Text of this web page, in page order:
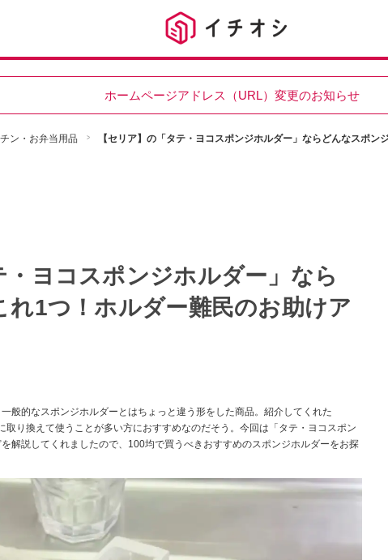
ホームページアドレス（URL）変更のお知らせ
ン・お弁当用品 【セリア】の「タテ・ヨコスポンジホルダー」ならどんなスポ
・ヨコスポンジホルダー」なら
れ1つ！ホルダー難民のお助けア
般的なスポンジホルダーとはちょっと違う形をした商品。紹介してくれた
取り換えて使うことが多い方におすすめなのだそう。今回は「タテ・ヨコスポン
解説してくれましたので、100均で買うべきおすすめのスポンジホルダーをお探